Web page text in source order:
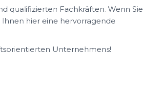
qualifizierten Fachkräften. Wenn Sie
hier eine hervorragende
Unternehmens!